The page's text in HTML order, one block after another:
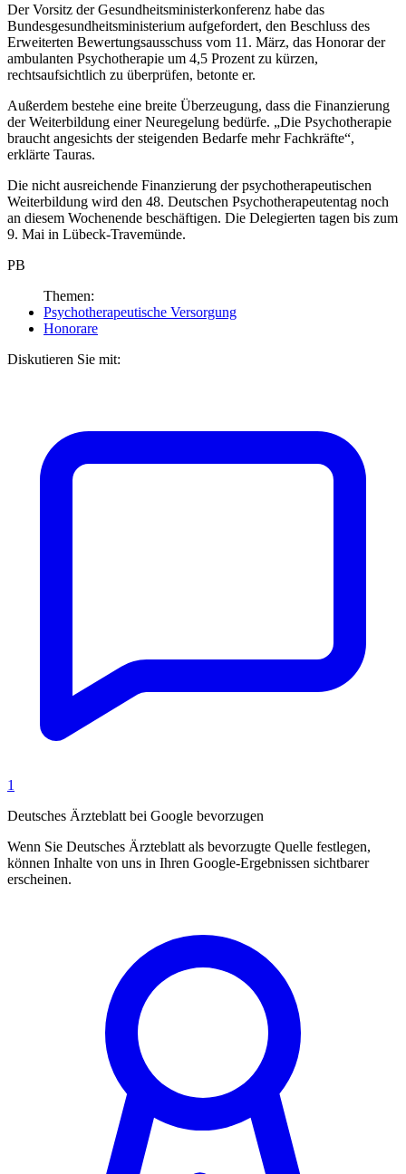
Der Vorsitz der Gesundheitsministerkonferenz habe das
Bundesgesundheitsministerium aufgefordert, den Beschluss des
Erweiterten Bewertungsausschuss vom 11. März, das Honorar der
ambulanten Psychotherapie um 4,5 Prozent zu kürzen,
rechtsaufsichtlich zu überprüfen, betonte er.
Außerdem bestehe eine breite Überzeugung, dass die Finanzierung
der Weiterbildung einer Neuregelung bedürfe. „Die Psychotherapie
braucht angesichts der steigenden Bedarfe mehr Fachkräfte“,
erklärte Tauras.
Die nicht ausreichende Finanzierung der psychotherapeutischen
Weiterbildung wird den 48. Deutschen Psychotherapeutentag noch
an diesem Wochenende beschäftigen. Die Delegierten tagen bis zum
9. Mai in Lübeck-Travemünde.
PB
Themen:
Psychotherapeutische Versorgung
Honorare
Diskutieren Sie mit:
1
Deutsches Ärzteblatt bei Google bevorzugen
Wenn Sie Deutsches Ärzteblatt als bevorzugte Quelle festlegen,
können Inhalte von uns in Ihren Google-Ergebnissen sichtbarer
erscheinen.